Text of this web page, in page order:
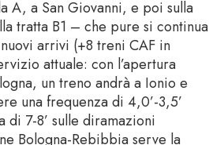
A, a San Giovanni, e poi sulla
tratta B1 – che pure si continua
arrivi (+8 treni CAF in
attuale: con l’apertura
un treno andrà a Ionio e
una frequenza di 4,0’-3,5’
di 7-8’ sulle diramazioni
Bologna-Rebibbia serve la